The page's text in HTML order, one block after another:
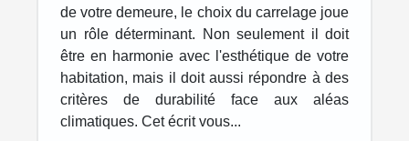
de votre demeure, le choix du carrelage joue
un rôle déterminant. Non seulement il doit
être en harmonie avec l'esthétique de votre
habitation, mais il doit aussi répondre à des
critères de durabilité face aux aléas
climatiques. Cet écrit vous...